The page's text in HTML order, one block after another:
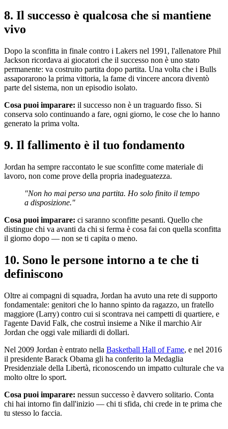
8. Il successo è qualcosa che si mantiene
vivo
Dopo la sconfitta in finale contro i Lakers nel 1991, l'allenatore Phil
Jackson ricordava ai giocatori che il successo non è uno stato
permanente: va costruito partita dopo partita. Una volta che i Bulls
assaporarono la prima vittoria, la fame di vincere ancora diventò
parte del sistema, non un episodio isolato.
Cosa puoi imparare: il successo non è un traguardo fisso. Si
conserva solo continuando a fare, ogni giorno, le cose che lo hanno
generato la prima volta.
9. Il fallimento è il tuo fondamento
Jordan ha sempre raccontato le sue sconfitte come materiale di
lavoro, non come prove della propria inadeguatezza.
"Non ho mai perso una partita. Ho solo finito il tempo
a disposizione."
Cosa puoi imparare: ci saranno sconfitte pesanti. Quello che
distingue chi va avanti da chi si ferma è cosa fai con quella sconfitta
il giorno dopo — non se ti capita o meno.
10. Sono le persone intorno a te che ti
definiscono
Oltre ai compagni di squadra, Jordan ha avuto una rete di supporto
fondamentale: genitori che lo hanno spinto da ragazzo, un fratello
maggiore (Larry) contro cui si scontrava nei campetti di quartiere, e
l'agente David Falk, che costruì insieme a Nike il marchio Air
Jordan che oggi vale miliardi di dollari.
Nel 2009 Jordan è entrato nella Basketball Hall of Fame, e nel 2016
il presidente Barack Obama gli ha conferito la Medaglia
Presidenziale della Libertà, riconoscendo un impatto culturale che va
molto oltre lo sport.
Cosa puoi imparare: nessun successo è davvero solitario. Conta
chi hai intorno fin dall'inizio — chi ti sfida, chi crede in te prima che
tu stesso lo faccia.